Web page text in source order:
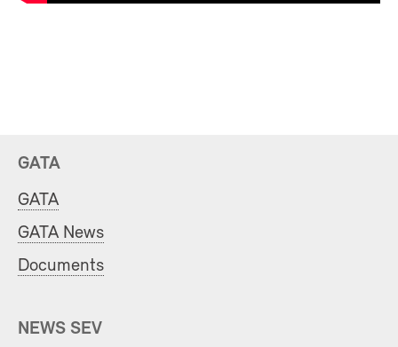
GATA
GATA
GATA News
Documents
NEWS SEV